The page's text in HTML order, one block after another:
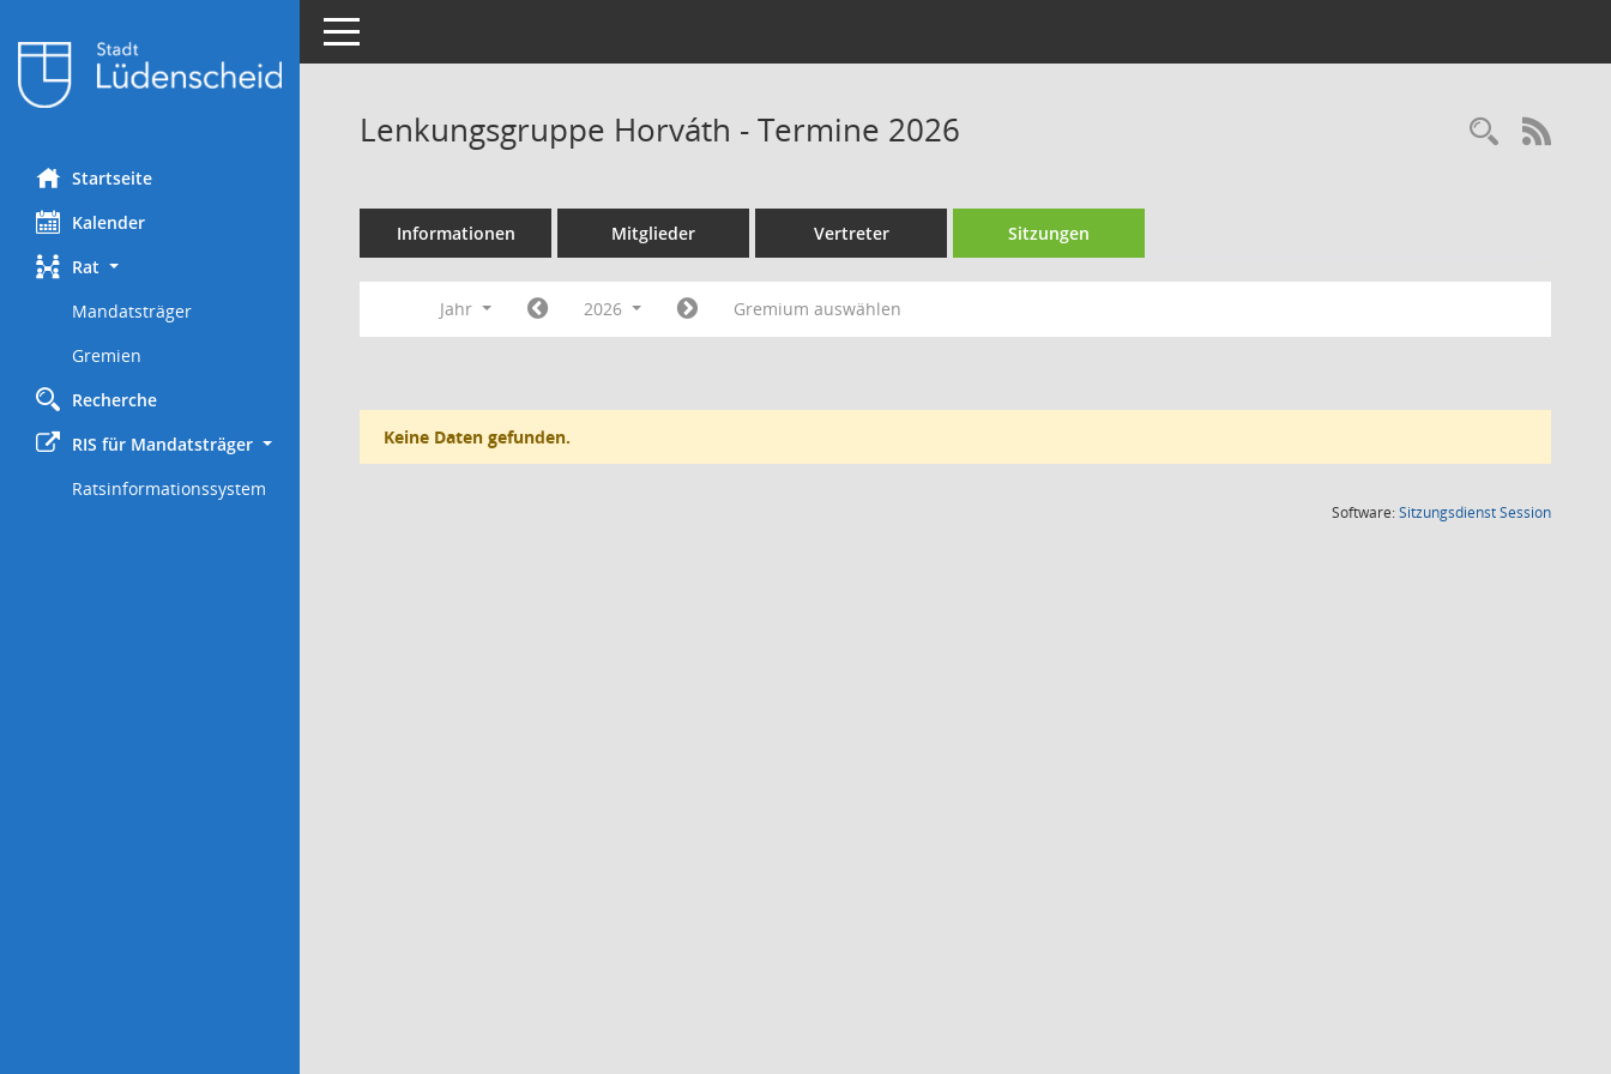
Startseite
Kalender
Rat
Mandatsträger
Gremien
Recherche
RIS für Mandatsträger
Ratsinformationssystem
Toggle navigation
Lenkungsgruppe Horváth - Termine 2026
Informationen Mitglieder Vertreter Sitzungen
Jahr 2026 Gremium auswählen
Keine Daten gefunden.
Software:SitzungsdienstSession(Wird in